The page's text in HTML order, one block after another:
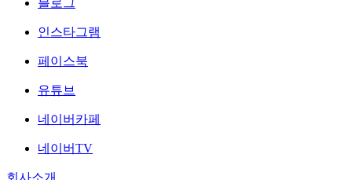
블로그
인스타그램
페이스북
유튜브
네이버카페
네이버TV